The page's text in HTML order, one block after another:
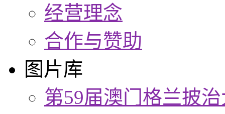
经营理念
合作与赞助
图片库
第59届澳门格兰披